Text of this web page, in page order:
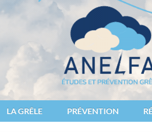
et de lutte contre les fléaux
LA GRÊLE PRÉVENTION